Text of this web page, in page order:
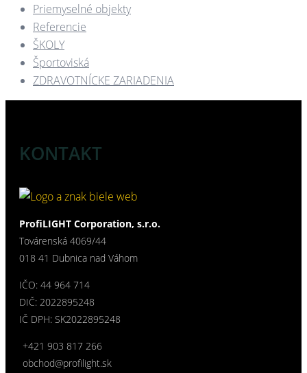
Priemyselné objekty
Referencie
ŠKOLY
Športoviská
ZDRAVOTNÍCKE ZARIADENIA​
KONTAKT
ProfiLIGHT Corporation, s.r.o.
Továrenská 4069/44
018 41 Dubnica nad Váhom
IČO: 44 964 714
DIČ: 2022895248
IČ DPH: SK2022895248
+421 903 817 266
obchod@profilight.sk